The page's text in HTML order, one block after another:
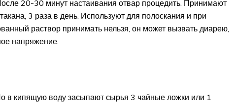
20-30 минут настаивания отвар процедить. Принимают
3 раза в день. Используют для полоскания и при
раствор принимать нельзя, он может вызвать диарею,
напряжение.
в кипящую воду засыпают сырья 3 чайные ложки или 1